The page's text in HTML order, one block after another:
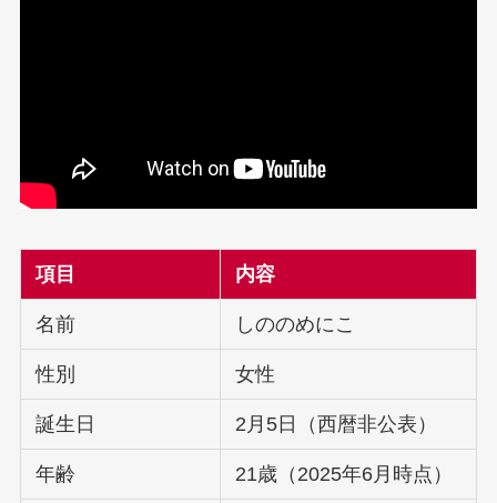
項目 内容
名前 しののめにこ
性別 女性
誕生日 2月5日（西暦非公表）
年齢 21歳（2025年6月時点）